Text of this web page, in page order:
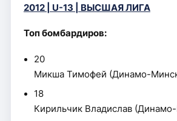
2012 | U-13 | ВЫСШАЯ ЛИГА
Топ бомбардиров:
20
Микша Тимофей (Динамо-
18
Кирильчик Владислав